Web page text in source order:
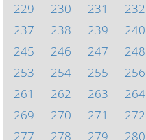
229
230 231 232
237
238 239 240
245
246 247 248
253
254 255 256
261
262 263 264
269
270 271 272
277
278 279 280